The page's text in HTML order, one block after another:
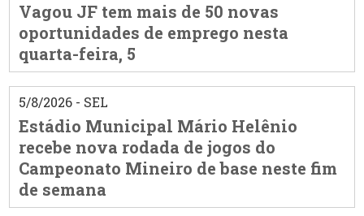
Vagou JF tem mais de 50 novas
oportunidades de emprego nesta
quarta-feira, 5
5/8/2026 - SEL
Estádio Municipal Mário Helênio
recebe nova rodada de jogos do
Campeonato Mineiro de base neste fim
de semana